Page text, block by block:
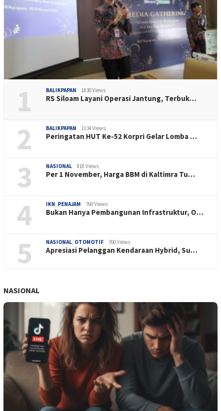
1 BALIKPAPAN 1830 Views
RS Siloam Layani Operasi Jantung, Terbuk…
2 BALIKPAPAN 1134 Views
Peringatan HUT Ke-52 Korpri Gelar Lomba …
3 NASIONAL 818 Views
Per 1 November, Harga BBM di Kaltimra Tu…
4 IKN, PENAJAM 760 Views
Bukan Hanya Pembangunan Infrastruktur, O…
5 NASIONAL, OTOMOTIF 760 Views
Apresiasi Pelanggan Kendaraan Hybrid, Su…
NASIONAL